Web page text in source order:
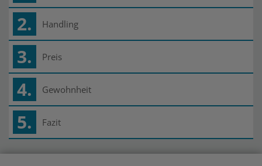
2. Handling
3. Preis
4. Gewohnheit
5. Fazit